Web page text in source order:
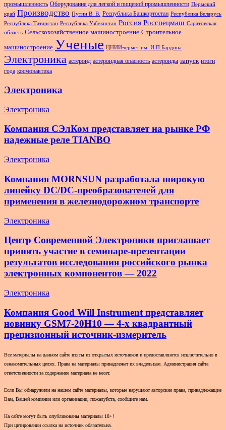
промышленность Оборудование для легкой и пищевой промышленности Пермский
край Производство Путин В. В. Республика Башкортостан Республика Беларусь
Республика Татарстан Республика Узбекистан Россия Росспецмаш Саратовская
область Сельскохозяйственное машиностроение Строительное
машиностроение Ученые ЦНИИчермет им. И.П.Бардина
Электроника астероид астероидная опасность астероиды запуск итоги
года космонавтика
Электроника
Электроника
Компания СЭлКом представляет на рынке РФ
надежные реле TIANBO
Электроника
Компания MORNSUN разработала широкую
линейку DC/DC-преобразователей для
применения в железнодорожном транспорте
Электроника
Центр Современной Электроники приглашает
принять участие в семинаре-презентации
результатов исследования российского рынка
электронных компонентов — 2022
Электроника
Компания Good Will Instrument представляет
новинку GSM7-20H10 — 4-х квадрантный
прецизионный источник-измеритель
Все материалы на данном сайте взяты из открытых источников и предоставляются исключительно в
ознакомительных целях. Права на материалы принадлежат их владельцам. Администрация сайта
ответственности за содержание материала не несет.
Если Вы обнаружили на нашем сайте материалы, которые нарушают авторские права, принадлежащие
Вам, Вашей компании или организации, пожалуйста, сообщите нам.
На сайте могут быть опубликованы материалы 18+!
При цитировании ссылка на источник обязательна.